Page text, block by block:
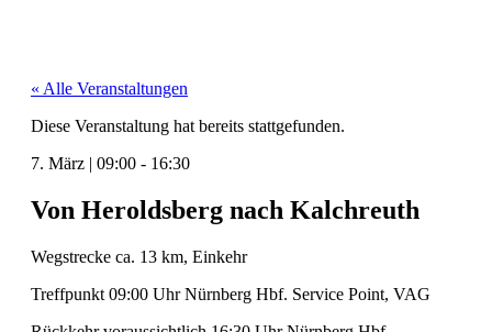
« Alle Veranstaltungen
Diese Veranstaltung hat bereits stattgefunden.
7. März | 09:00 - 16:30
Von Heroldsberg nach Kalchreuth
Wegstrecke ca. 13 km, Einkehr
Tre­ff­punkt 09:00 Uhr Nürn­berg Hbf. Ser­vice Point, VAG